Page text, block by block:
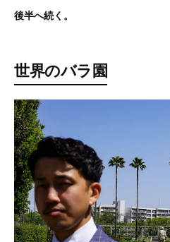
後半へ続く。
世界のバラ園